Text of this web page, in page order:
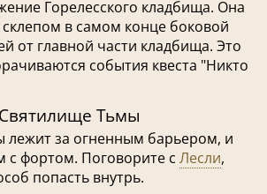
Горелесского кладбища. Она
в самом конце боковой
от главной части кладбища. Это
события квеста "Никто
Святилище Тьмы
лежит за огненным барьером, и
с фортом. Поговорите с Лесли,
попасть внутрь.